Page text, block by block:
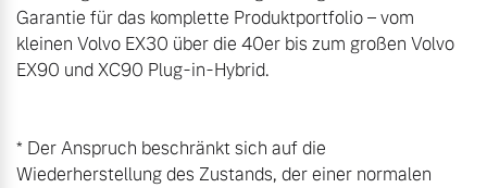
Garantie für das komplette Produktportfolio – vom
kleinen Volvo EX30 über die 40er bis zum großen Volvo
EX90 und XC90 Plug-in-Hybrid.
* Der Anspruch beschränkt sich auf die
Wiederherstellung des Zustands, der einer normalen